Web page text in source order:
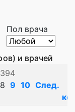
Пол врача
и врачей
8 9 10 След.